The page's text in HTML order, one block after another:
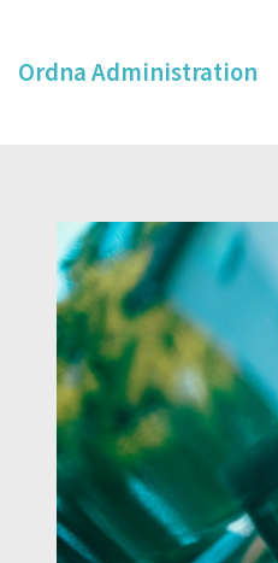
Ordna Administration